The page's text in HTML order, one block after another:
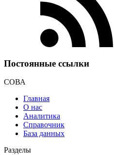
Постоянные ссылки
СОВА
Главная
О нас
Аналитика
Справочник
База данных
Разделы